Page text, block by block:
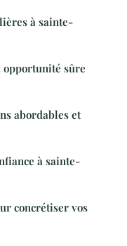
à sainte-
opportunité sûre
abordables et
à sainte-
concrétiser vos